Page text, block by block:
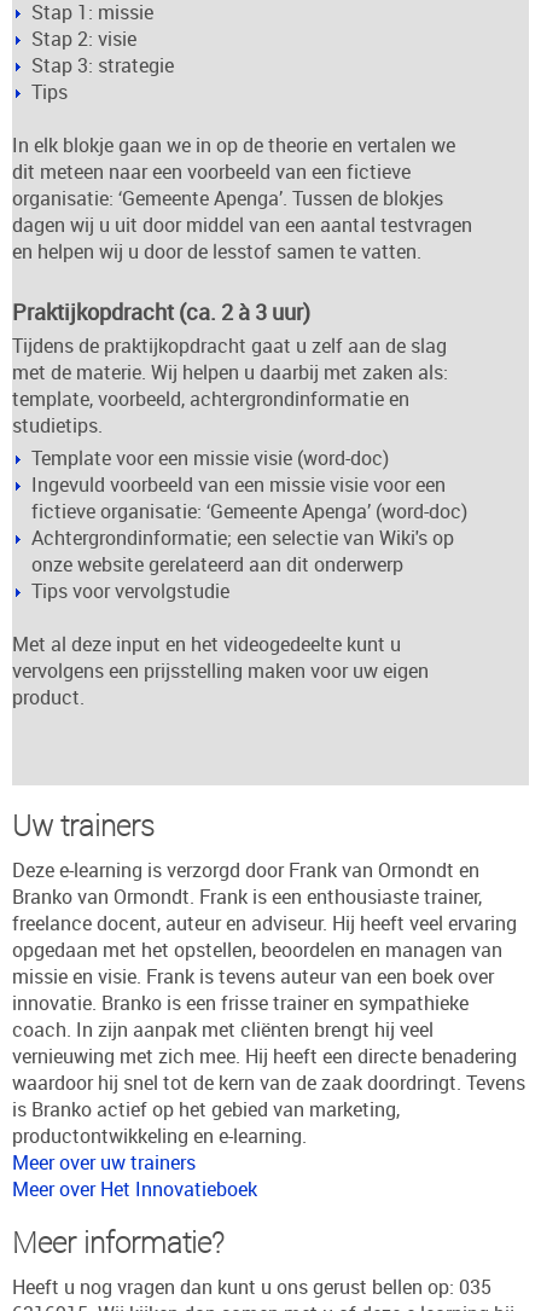
Stap 1: missie
Stap 2: visie
Stap 3: strategie
Tips
In elk blokje gaan we in op de theorie en vertalen we
dit meteen naar een voorbeeld van een fictieve
organisatie: ‘Gemeente Apenga’. Tussen de blokjes
dagen wij u uit door middel van een aantal testvragen
en helpen wij u door de lesstof samen te vatten.
Praktijkopdracht (ca. 2 à 3 uur)
Tijdens de praktijkopdracht gaat u zelf aan de slag
met de materie. Wij helpen u daarbij met zaken als:
template, voorbeeld, achtergrondinformatie en
studietips.
Template voor een missie visie (word-doc)
Ingevuld voorbeeld van een missie visie voor een
fictieve organisatie: ‘Gemeente Apenga’ (word-doc)
Achtergrondinformatie; een selectie van Wiki's op
onze website gerelateerd aan dit onderwerp
Tips voor vervolgstudie
Met al deze input en het videogedeelte kunt u
vervolgens een prijsstelling maken voor uw eigen
product.
Uw trainers
Deze e-learning is verzorgd door Frank van Ormondt en
Branko van Ormondt. Frank is een enthousiaste trainer,
freelance docent, auteur en adviseur. Hij heeft veel ervaring
opgedaan met het opstellen, beoordelen en managen van
missie en visie. Frank is tevens auteur van een boek over
innovatie. Branko is een frisse trainer en sympathieke
coach. In zijn aanpak met cliënten brengt hij veel
vernieuwing met zich mee. Hij heeft een directe benadering
waardoor hij snel tot de kern van de zaak doordringt. Tevens
is Branko actief op het gebied van marketing,
productontwikkeling en e-learning.
Meer over uw trainers
Meer over Het Innovatieboek
Meer informatie?
Heeft u nog vragen dan kunt u ons gerust bellen op: 035